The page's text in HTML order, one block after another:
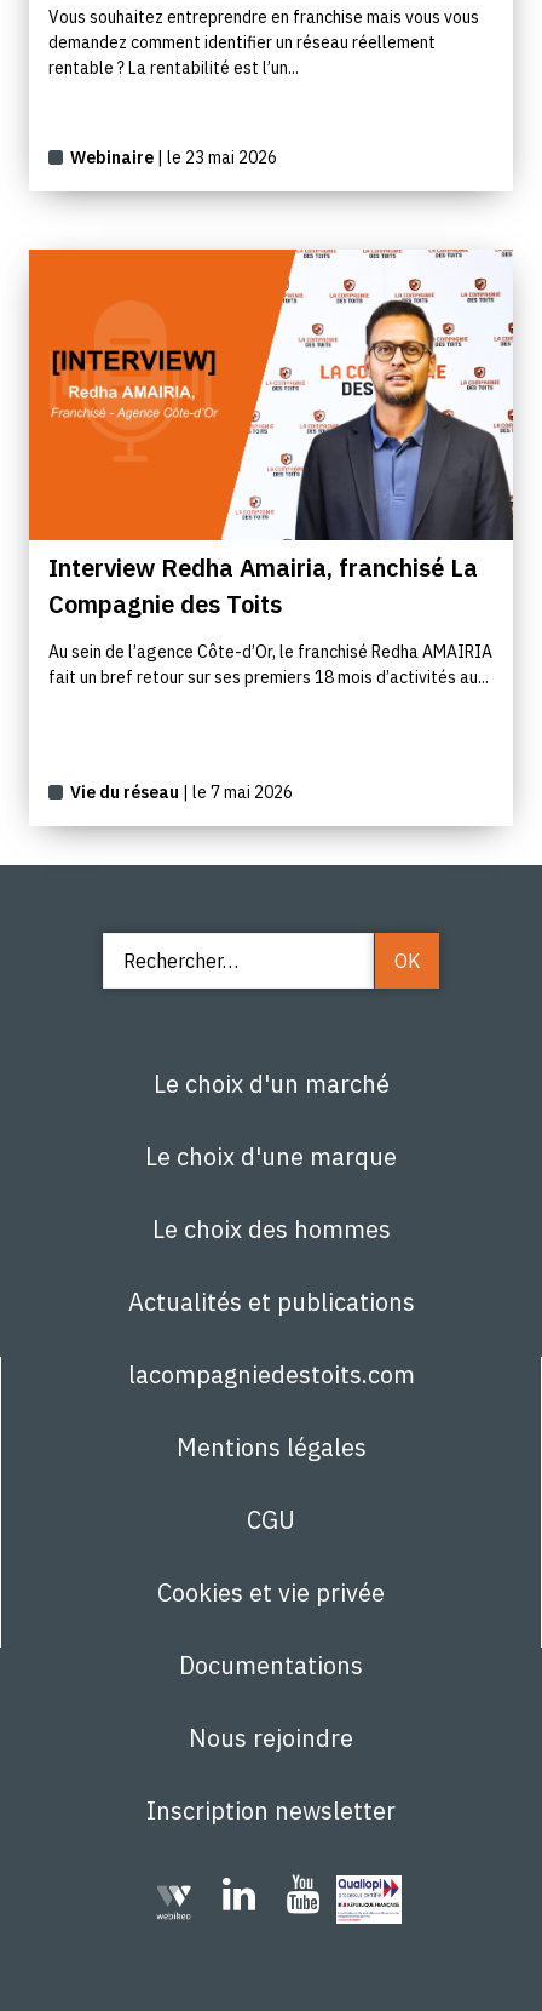
Vous souhaitez entreprendre en franchise mais vous vous
demandez comment identifier un réseau réellement
rentable ? La rentabilité est l’un...
Webinaire | le 23 mai 2026
Interview Redha Amairia, franchisé La
Compagnie des Toits
Au sein de l’agence Côte-d’Or, le franchisé Redha AMAIRIA
fait un bref retour sur ses premiers 18 mois d’activités au...
Vie du réseau | le 7 mai 2026
Le choix d'un marché
Le choix d'une marque
Le choix des hommes
Actualités et publications
lacompagniedestoits.com
Mentions légales
CGU
Cookies et vie privée
Documentations
Nous rejoindre
Inscription newsletter